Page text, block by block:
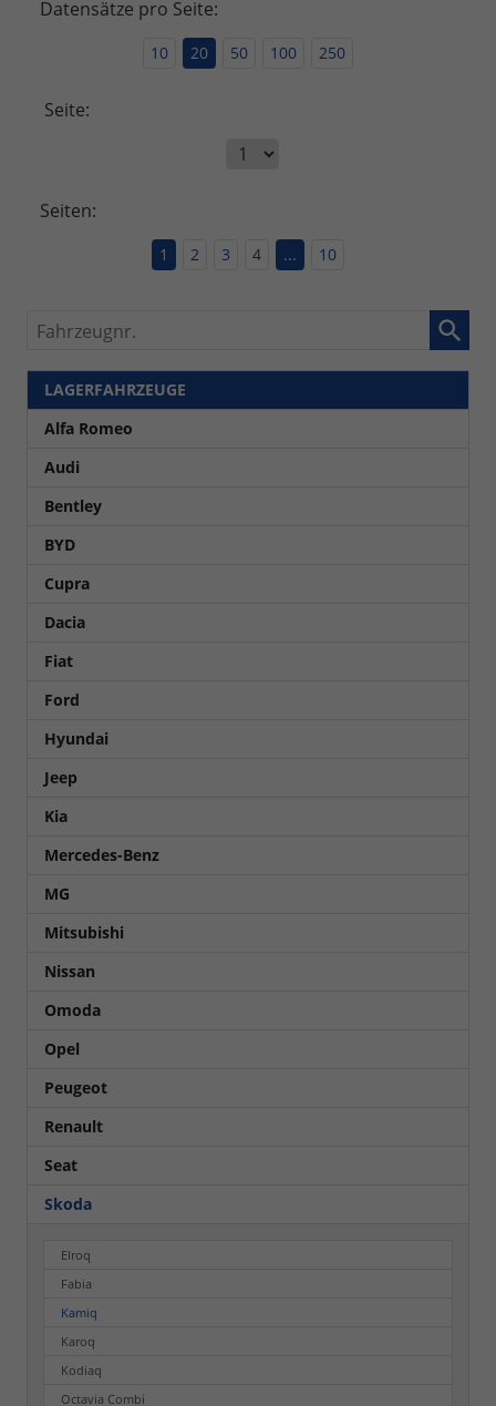
Datensätze pro Seite:
10 20 50 100 250
Seite:
Seiten:
1 2 3 4 ... 10
Fahrzeugnr.
LAGERFAHRZEUGE
Alfa Romeo
Audi
Bentley
BYD
Cupra
Dacia
Fiat
Ford
Hyundai
Jeep
Kia
Mercedes-Benz
MG
Mitsubishi
Nissan
Omoda
Opel
Peugeot
Renault
Seat
Skoda
Elroq
Fabia
Kamiq
Karoq
Kodiaq
Octavia Combi